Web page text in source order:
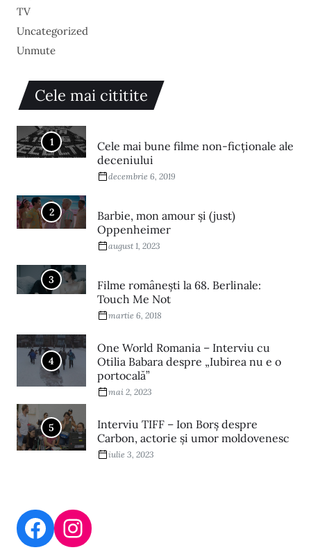
TV
Uncategorized
Unmute
Cele mai cititite
1
Cele mai bune filme non-ficționale ale
deceniului
decembrie 6, 2019
2
Barbie, mon amour și (just)
Oppenheimer
august 1, 2023
3
Filme româneşti la 68. Berlinale:
Touch Me Not
martie 6, 2018
4
One World Romania – Interviu cu
Otilia Babara despre „Iubirea nu e o
portocală”
mai 2, 2023
5
Interviu TIFF – Ion Borș despre
Carbon, actorie și umor moldovenesc
iulie 3, 2023